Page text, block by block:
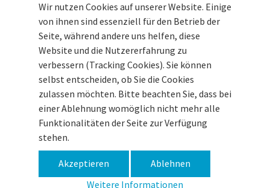
Detailuntersuchungen eine breit angelegte Daten- und
Materialbank anzulegen, auf deren Basis allgemeine
Aussagen zur Regionalgeschichte unterschiedlich
konfessionell und kulturgeschichtlich geprägter
Räume entwickelt werden können.
Museum im Zeughaus · Zitadelle 15 · 49377 Vechta ·
Tel (04441) 93090 ·
Impressum Datenschutz Haftungsausschluss
Wir nutzen Cookies auf unserer Website. Einige
von ihnen sind essenziell für den Betrieb der
Seite, während andere uns helfen, diese
Website und die Nutzererfahrung zu
verbessern (Tracking Cookies). Sie können
selbst entscheiden, ob Sie die Cookies
zulassen möchten. Bitte beachten Sie, dass bei
einer Ablehnung womöglich nicht mehr alle
Funktionalitäten der Seite zur Verfügung
stehen.
Akzeptieren
Ablehnen
Weitere Informationen